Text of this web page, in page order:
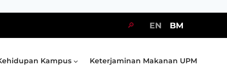
🔎 EN BM
Kampus Keterjaminan Makanan UPM